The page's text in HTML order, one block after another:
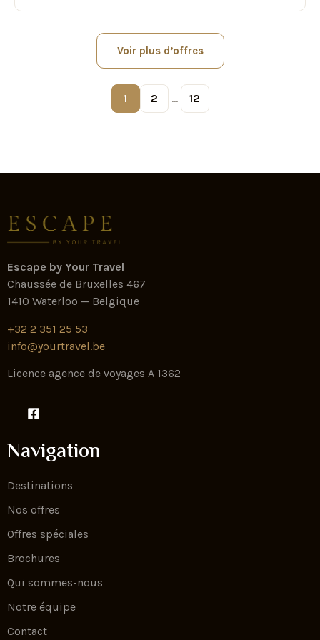
Voir plus d’offres
1 2 … 12
Escape by Your Travel
Chaussée de Bruxelles 467
1410 Waterloo — Belgique
+32 2 351 25 53
info@yourtravel.be
Licence agence de voyages A 1362
Navigation
Destinations
Nos offres
Offres spéciales
Brochures
Qui sommes-nous
Notre équipe
Contact